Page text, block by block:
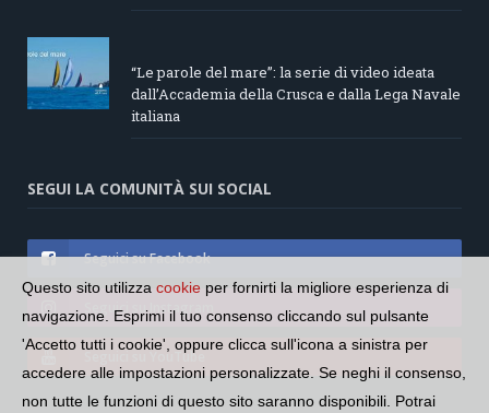
“Le parole del mare”: la serie di video ideata
dall’Accademia della Crusca e dalla Lega Navale
italiana
SEGUI LA COMUNITÀ SUI SOCIAL
Seguici su Facebook
Seguici su Instagram
Seguici su YouTube
Questo sito utilizza cookie per fornirti la migliore esperienza di
navigazione. Esprimi il tuo consenso cliccando sul pulsante
'Accetto tutti i cookie', oppure clicca sull'icona a sinistra per
accedere alle impostazioni personalizzate. Se neghi il consenso,
non tutte le funzioni di questo sito saranno disponibili. Potrai